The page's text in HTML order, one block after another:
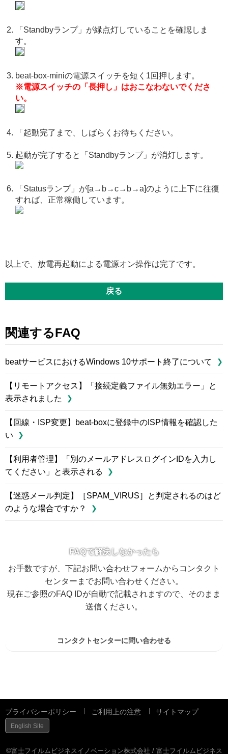
「Standbyランプ」が緑点灯していることを確認しま
す。
beat-box-miniの電源スイッチを短く1回押します。
※電源スイッチの「長押し」はおこなわないでくださ
い。
「起動完了まで、しばらくお待ちください。
起動が完了すると「Standbyランプ」が消灯します。
「Statusランプ」が[a→b→c→b→a]のように上下に往復
すれば、正常稼働しています。
以上で、放電再起動による電源オン操作は完了です。
戻る
関連するFAQ
beatサービスにおけるWindows 10サポート終了について
【リモートアクセス】「接続定義ファイル無効エラー」と
表示されました
【回線・ISP変更】beat-boxに登録中のISP情報を確認した
い
【利用者管理】「別のメールアドレスログインIDを入力し
てください」と表示される
【迷惑メール判定】［SPAM_VIRUS］と判定されるのはど
のような場合ですか？
FAQで解決しなかったら
お手数ですが、下記お問い合わせフォームからコンタクト
センターまでお問い合わせください。
現在ご参照のFAQ IDが自動で記載されますので、そのまま
送信ください。
コンタクトセンターに問い合わせる
プライバシーポリシー ご利用上の注意 サイトマップ
English Site
©富士フイルムビジネスイノベーション株式会社 / 富士フイルムビジネス